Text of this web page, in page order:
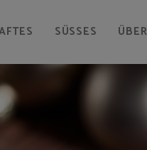
SÜSSES